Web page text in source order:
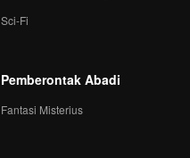
Sci-Fi
Pemberontak Abadi
Fantasi Misterius